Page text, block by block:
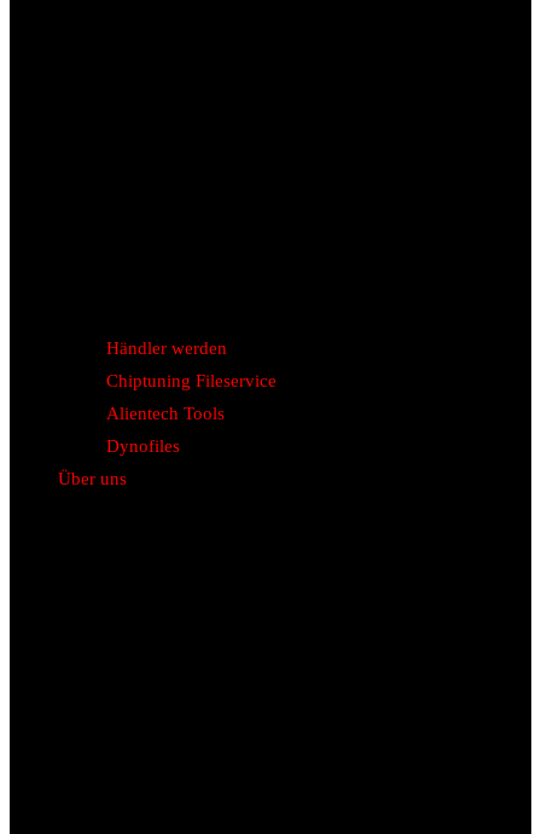
Händler werden
Chiptuning Fileservice
Alientech Tools
Dynofiles
Über uns